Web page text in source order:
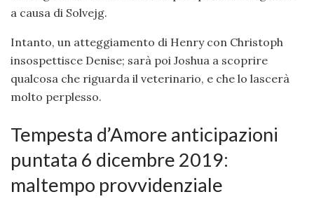
a causa di Solvejg.
Intanto, un atteggiamento di Henry con Christoph
insospettisce Denise; sarà poi Joshua a scoprire
qualcosa che riguarda il veterinario, e che lo lascerà
molto perplesso.
Tempesta d’Amore anticipazioni
puntata 6 dicembre 2019:
maltempo provvidenziale